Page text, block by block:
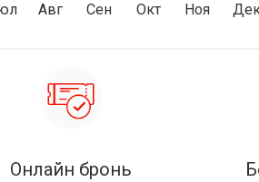
Авг Сен Окт Ноя
Онлайн бронь